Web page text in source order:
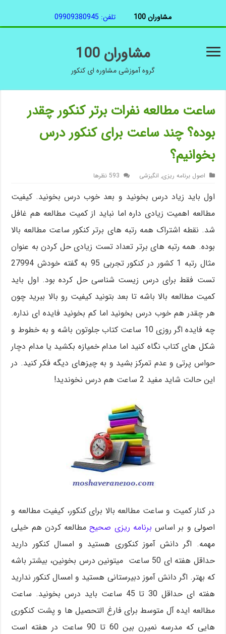
مشاوران 100
گروه آموزشی مشاوره ای کنکور
ساعت مطالعه نفرات برتر کنکور چقدر
بوده؟ چند ساعت برای کنکور درس
بخوانیم؟
اصول برنامه ریزی, انگیزشی 593 نظرها
اول باید زیاد درس بخونید و بعد خوب درس بخونید. کیفیت
مطالعه اهمیت زیادی داره اما نباید از کمیت مطالعه هم غافل
شد. نقطه اشتراک همه رتبه های برتر کنکور ساعت مطالعه بالا
بوده. همه رتبه های برتر تعداد تست زیادی حل کردن به عنوان
مثال رتبه 1 کشور در کنکور تجربی 95 به گفته خودش 27994
تست فقط برای درس زیست شناسی حل کرده بود. اول باید
کمیت مطالعه بالا باشه تا بعد بتونید کیفیت رو بالا ببرید چون
هر چقدر هم خوب درس بخونید اما کم بخونید فایده ای نداره.
چه فایده اگر روزی 10 ساعت کتاب جلوتون باشه و به خطوط و
شکل های کتاب نگاه کنید اما مدام خمیازه بکشید یا مدام دچار
حواس پرتی و عدم تمرکز بشید و به چیزهای دیگه فکر کنید. در
این حالت شاید مفید 2 ساعت هم درس نخوندید!
در کنار کمیت و ساعت مطالعه بالا برای کنکور، کیفیت مطالعه و
اصولی و بر اساس برنامه ریزی صحیحمطالعه کردن هم خیلی
مهمه. اگر دانش آموز کنکوری هستید و امسال کنکور دارید
حداقل هفته ای 50 ساعت میتونین درس بخونین، بیشتر باشه
که بهتر. اگر دانش آموز دبیرستانی هستید و امسال کنکور ندارید
هفته ای حداقل 30 تا 45 ساعت باید درس بخونید. ساعت
مطالعه ایده آل متوسط برای فارغ التحصیل ها و پشت کنکوری
هایی که مدرسه نمیرن بین 60 تا 90 ساعت در هفته است
مشاوران 100 تلفن: 09909380945